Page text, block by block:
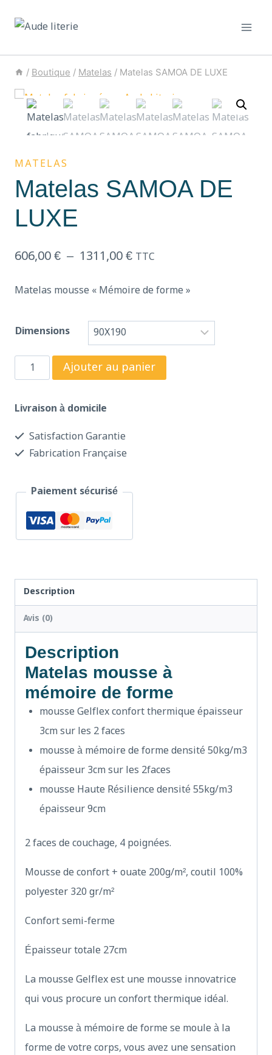
/ Boutique / Matelas / Matelas SAMOA DE LUXE
MATELAS
Matelas SAMOA DE
LUXE
606,00€ – 1311,00€ TTC
Matelas mousse « Mémoire de forme »
Dimensions
Ajouter au panier
Livraison à domicile
Satisfaction Garantie
Fabrication Française
Paiement sécurisé
Description
Avis (0)
Description
Matelas mousse à
mémoire de forme
mousse Gelflex confort thermique épaisseur
3cm sur les 2 faces
mousse à mémoire de forme densité 50kg/m3
épaisseur 3cm sur les 2faces
mousse Haute Résilience densité 55kg/m3
épaisseur 9cm
2 faces de couchage, 4 poignées.
Mousse de confort + ouate 200g/m², coutil 100%
polyester 320 gr/m²
Confort semi-ferme
Épaisseur totale 27cm
La mousse Gelflex est une mousse innovatrice
qui vous procure un confort thermique idéal.
La mousse à mémoire de forme se moule à la
forme de votre corps, vous avez une sensation